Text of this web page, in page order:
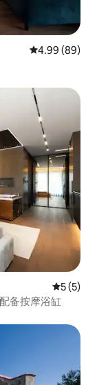
平均评分 4.99
4.99 (89)
平均评分
5 (5)
备按摩浴缸